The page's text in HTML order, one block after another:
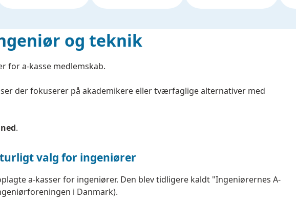
og teknik
for a-kasse medlemskab.
der fokuserer på akademikere eller tværfaglige alternativer med
.
valg for ingeniører
a-kasser for ingeniører. Den blev tidligere kaldt "Ingeniørernes A-
i Danmark).